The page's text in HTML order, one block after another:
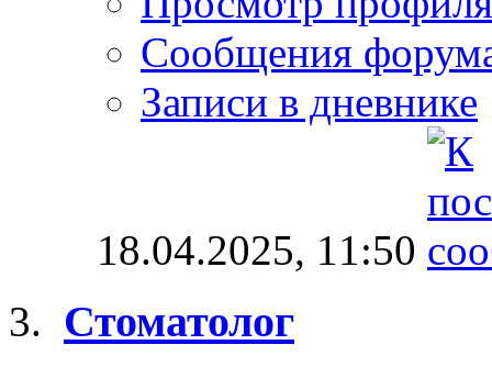
Сообщения
Записи в дневнике
18.04.2025, 11:50
Стоматолог